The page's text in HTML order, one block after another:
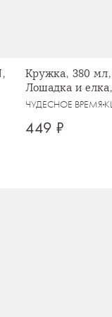
Кружка, 380
Лошадка и
ЧУДЕСНОЕ ВРЕМЯ
449 ₽